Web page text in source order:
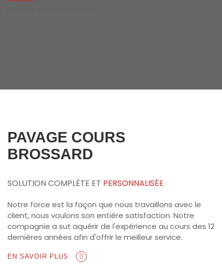
PAVAGE COURS
BROSSARD
SOLUTION COMPLÈTE ET PERSONNALISÉE
Notre force est la façon que nous travaillons avec le
client, nous voulons son entière satisfaction. Notre
compagnie a sut aquérir de l'expérience au cours des 12
dernières années afin d'offrir le meilleur service.
EN SAVOIR PLUS